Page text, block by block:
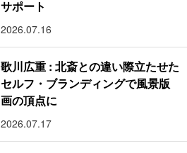
サポート
2026.07.16
歌川広重 : 北斎との違い際立たせた
セルフ・ブランディングで風景版
画の頂点に
2026.07.17